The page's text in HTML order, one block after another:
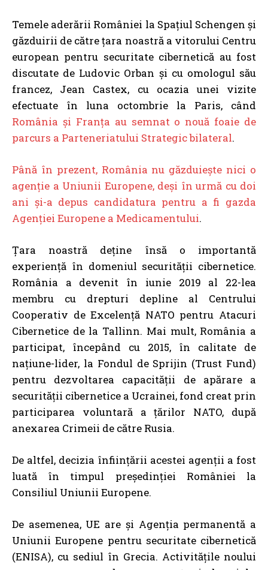
Temele aderării României la Spațiul Schengen și
găzduirii de către țara noastră a vitorului Centru
european pentru securitate cibernetică au fost
discutate de Ludovic Orban și cu omologul său
francez, Jean Castex, cu ocazia unei vizite
efectuate în luna octombrie la Paris, când
România și Franța au semnat o nouă foaie de
parcurs a Parteneriatului Strategic bilateral.
Până în prezent, România nu găzduiește nici o
agenție a Uniunii Europene, deși în urmă cu doi
ani și-a depus candidatura pentru a fi gazda
Agenției Europene a Medicamentului.
Țara noastră deține însă o importantă
experiență în domeniul securității cibernetice.
România a devenit în iunie 2019 al 22-lea
membru cu drepturi depline al Centrului
Cooperativ de Excelență NATO pentru Atacuri
Cibernetice de la Tallinn. Mai mult, România a
participat, începând cu 2015, în calitate de
națiune-lider, la Fondul de Sprijin (Trust Fund)
pentru dezvoltarea capacității de apărare a
securității cibernetice a Ucrainei, fond creat prin
participarea voluntară a țărilor NATO, după
anexarea Crimeii de către Rusia.
De altfel, decizia înființării acestei agenții a fost
luată în timpul președinției României la
Consiliul Uniunii Europene.
De asemenea, UE are și Agenția permanentă a
Uniunii Europene pentru securitate cibernetică
(ENISA), cu sediul în Grecia. Activitățile noului